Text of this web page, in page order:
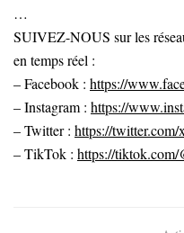
…
SUIVEZ-NOUS sur les
en temps réel :
– Facebook : https://
– Instagram : https://
– Twitter : https://twitter.com/
– TikTok : https://tiktok.com/